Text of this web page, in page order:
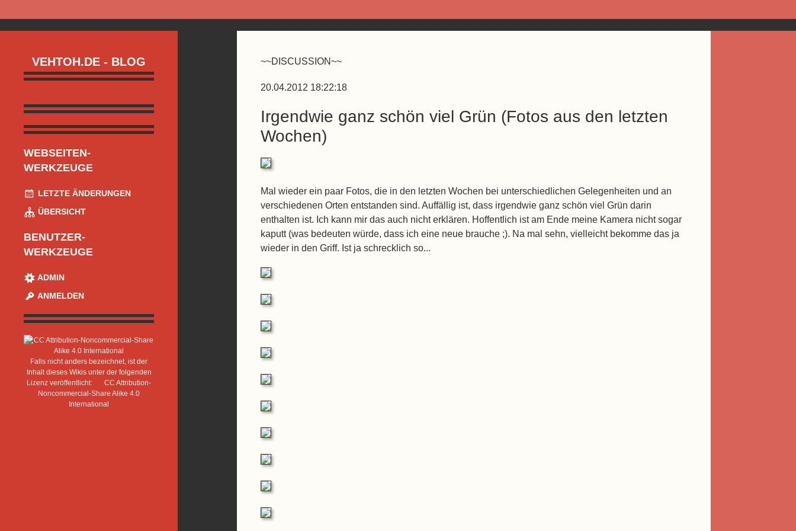
VEHTOH.DE - BLOG
WEBSEITEN-
WERKZEUGE
LETZTE ÄNDERUNGEN
ÜBERSICHT
BENUTZER-
WERKZEUGE
ADMIN
ANMELDEN
Falls nicht anders bezeichnet, ist der
Inhalt dieses Wikis unter der folgenden
Lizenz veröffentlicht:
CC Attribution-
Noncommercial-Share Alike 4.0
International
~~DISCUSSION~~
20.04.2012 18:22:18
Irgendwie ganz schön viel Grün (Fotos aus den letzten
Wochen)
Mal wieder ein paar Fotos, die in den letzten Wochen bei unterschiedlichen Gelegenheiten und an
verschiedenen Orten entstanden sind. Auffällig ist, dass irgendwie ganz schön viel Grün darin
enthalten ist. Ich kann mir das auch nicht erklären. Hoffentlich ist am Ende meine Kamera nicht sogar
kaputt (was bedeuten würde, dass ich eine neue brauche ;). Na mal sehn, vielleicht bekomme das ja
wieder in den Griff. Ist ja schrecklich so...